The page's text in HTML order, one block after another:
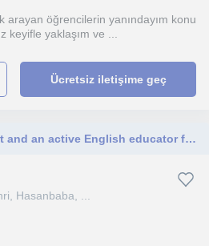
arayan öğrencilerin yanındayım konu
keyifle yaklaşım ve ...
Ücretsiz iletişime geç
I'man abroad EEE student and an active English educator for all age groups( preschool children, kids, teens, and adults).
Hasanbaba, ...